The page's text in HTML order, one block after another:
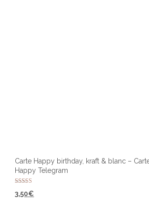
Carte Happy birthday, kraft & blanc –
Happy Telegram
5.00
3,50€